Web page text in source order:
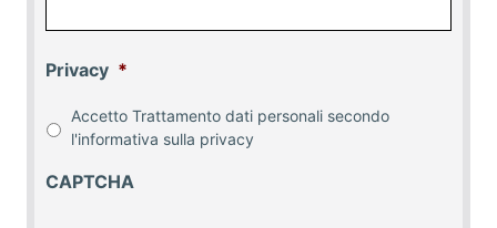
Privacy *
Accetto Trattamento dati personali secondo
l'informativa sulla privacy
CAPTCHA